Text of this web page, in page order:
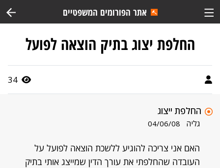
אתר הפורומים המשפטיים
החלפת יצוג בתיק הוצאה לפועל
34
החלפת ייצוג
גליה 04/06/08
האם אני צריכה להוגיע ללשכת הוצאה לפועל על
העובדה שהחלפתי את עורך הדין שמייצג אותי בתיק